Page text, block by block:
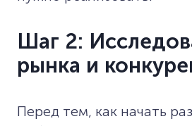
Шаг 2:
рынка и
Перед тем, как начать